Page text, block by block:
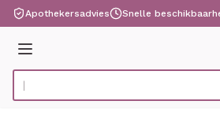
Ga naar de inhoud
Apothekersadvies Snelle
Menu
Product, merk, categorie...